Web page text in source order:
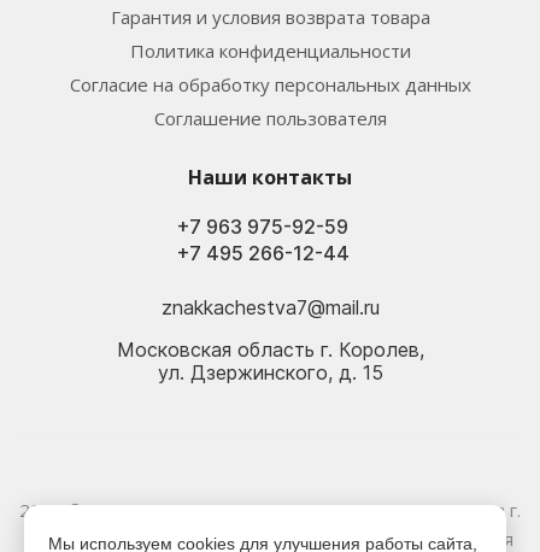
Гарантия и условия возврата товара
Политика конфиденциальности
Согласие на обработку персональных данных
Соглашение пользователя
Наши контакты
+7 495 266-12-44
+7 963 975-92-59
znakkachestva7@mail.ru
Московская область г. Королев,
ул. Дзержинского, д. 15
2026 © Электрика оптом и в розницу - Магазин-склад в г.
Королёв. Информация, указанная на сайте, не является
Мы используем cookies для улучшения работы сайта,